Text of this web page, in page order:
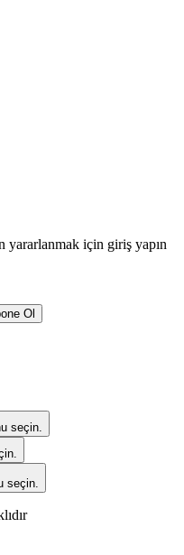
yararlanmak için giriş yapın
Ol
seçin.
seçin.